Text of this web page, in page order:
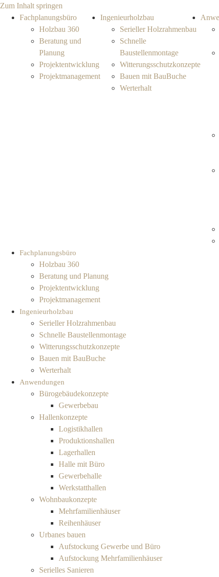
Zum Inhalt springen
Fachplanungsbüro
Holzbau 360
Beratung und
Planung
Projektentwicklung
Projektmanagement
Ingenieurholzbau
Serieller Holzrahmenbau
Schnelle
Baustellenmontage
Witterungsschutzkonzepte
Bauen mit BauBuche
Werterhalt
Fachplanungsbüro
Holzbau 360
Beratung und Planung
Projektentwicklung
Projektmanagement
Ingenieurholzbau
Serieller Holzrahmenbau
Schnelle Baustellenmontage
Witterungsschutzkonzepte
Bauen mit BauBuche
Werterhalt
Anwendungen
Bürogebäudekonzepte
Gewerbebau
Hallenkonzepte
Logistikhallen
Produktionshallen
Lagerhallen
Halle mit Büro
Gewerbehalle
Werkstatthallen
Wohnbaukonzepte
Mehrfamilienhäuser
Reihenhäuser
Urbanes bauen
Aufstockung Gewerbe und Büro
Aufstockung Mehrfamilienhäuser
Serielles Sanieren